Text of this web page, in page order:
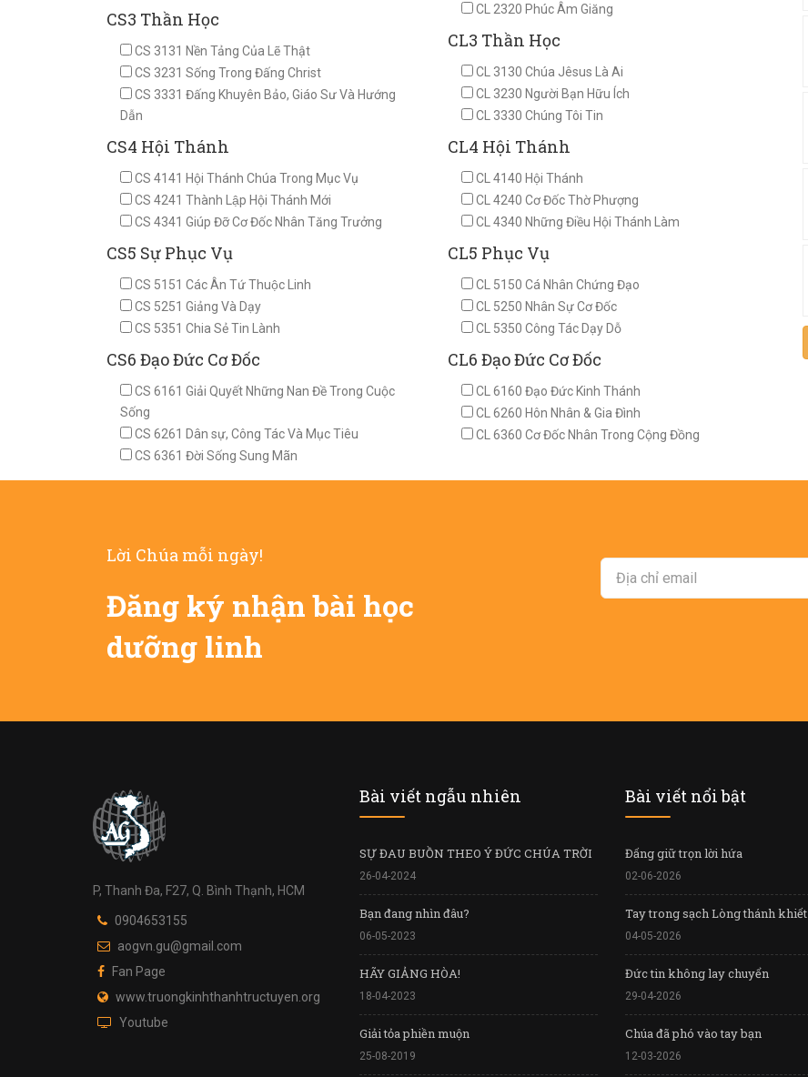
CS3 Thần Học
CS 3131 Nền Tảng Của Lẽ Thật
CS 3231 Sống Trong Đấng Christ
CS 3331 Đấng Khuyên Bảo, Giáo Sư Và Hướng
Dẫn ​
CS4 Hội Thánh
CS 4141 Hội Thánh Chúa Trong Mục Vụ
CS 4241 Thành Lập Hội Thánh Mới
CS 4341 Giúp Đỡ Cơ Đốc Nhân Tăng Trưởng
CS5 Sự Phục Vụ
CS 5151 Các Ân Tứ Thuộc Linh
CS 5251 Giảng Và Dạy
CS 5351 Chia Sẻ Tin Lành
CS6 Đạo Đức Cơ Đốc
CS 6161 Giải Quyết Những Nan Đề Trong Cuộc
Sống
CS 6261 Dân sự, Công Tác Và Mục Tiêu
CS 6361 Đời Sống Sung Mãn
CL 2320 Phúc Âm Giăng
CL3 Thần Học
CL 3130 Chúa Jêsus Là Ai
CL 3230 Người Bạn Hữu Ích
CL 3330 Chúng Tôi Tin
CL4 Hội Thánh
CL 4140 Hội Thánh
CL 4240 Cơ Đốc Thờ Phượng
CL 4340 Những Điều Hội Thánh Làm
CL5 Phục Vụ
CL 5150 Cá Nhân Chứng Đạo
CL 5250 Nhân Sự Cơ Đốc
CL 5350 Công Tác Dạy Dỗ
CL6 Đạo Đức Cơ Đốc
CL 6160 Đạo Đức Kinh Thánh
CL 6260 Hôn Nhân & Gia Đình
CL 6360 Cơ Đốc Nhân Trong Cộng Đồng
Lời Chúa mỗi ngày!
Đăng ký nhận bài học
dưỡng linh
P, Thanh Đa, F27, Q. Bình Thạnh, HCM
0904653155
aogvn.gu@gmail.com
Fan Page
www.truongkinhthanhtructuyen.org
Youtube
Bài viết ngẫu nhiên
SỰ ĐAU BUỒN THEO Ý ĐỨC CHÚA TRỜI
26-04-2024
Bạn đang nhìn đâu?
06-05-2023
HÃY GIẢNG HÒA!
18-04-2023
Giải tỏa phiền muộn
25-08-2019
Bài viết nổi bật
Đấng giữ trọn lời hứa
02-06-2026
Tay trong sạch Lòng thánh khiết
04-05-2026
Đức tin không lay chuyển
29-04-2026
Chúa đã phó vào tay bạn
12-03-2026